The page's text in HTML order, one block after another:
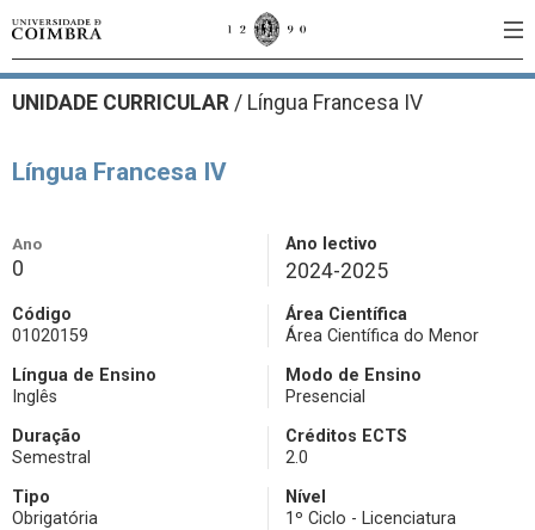
UNIDADE CURRICULAR / Língua Francesa IV
Língua Francesa IV
Ano
0
Ano lectivo
2024-2025
Código
01020159
Área Científica
Área Científica do Menor
Língua de Ensino
Inglês
Modo de Ensino
Presencial
Duração
Semestral
Créditos ECTS
2.0
Tipo
Obrigatória
Nível
1º Ciclo - Licenciatura